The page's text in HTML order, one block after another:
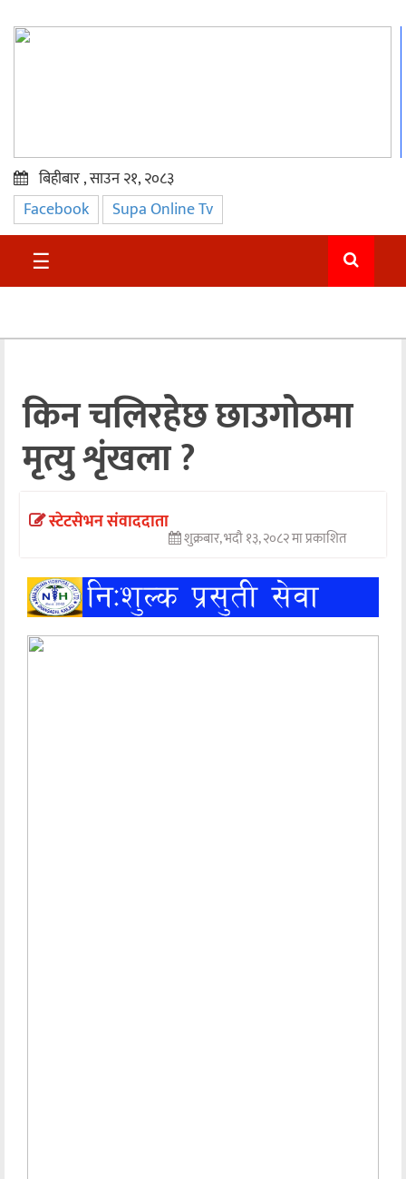
प्रमुख
समाचार
सुदुर
अन्तराष्ट्रिय
अन्तर्वार्ता
अर्थ
खेलकुद
अन्य
बिहीबार , साउन २१, २०८३
Facebook Supa Online Tv
☰
किन चलिरहेछ छाउगोठमा
मृत्यु शृंखला ?
स्टेटसेभन संवाददाता
शुक्रबार, भदौ १३, २०८२ मा प्रकाशित